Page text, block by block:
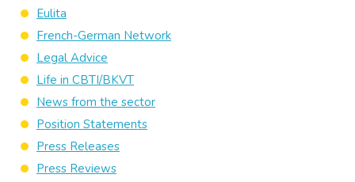
Eulita
French-German Network
Legal Advice
Life in CBTI/BKVT
News from the sector
Position Statements
Press Releases
Press Reviews